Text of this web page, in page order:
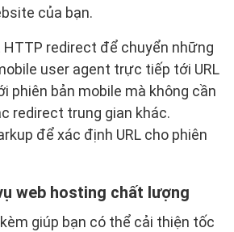
của bạn.
HTTP redirect để chuyển những
user agent trực tiếp tới URL
phiên bản mobile mà không cần
redirect trung gian khác.
để xác định URL cho phiên
web hosting chất lượng
giúp bạn có thể cải thiện tốc